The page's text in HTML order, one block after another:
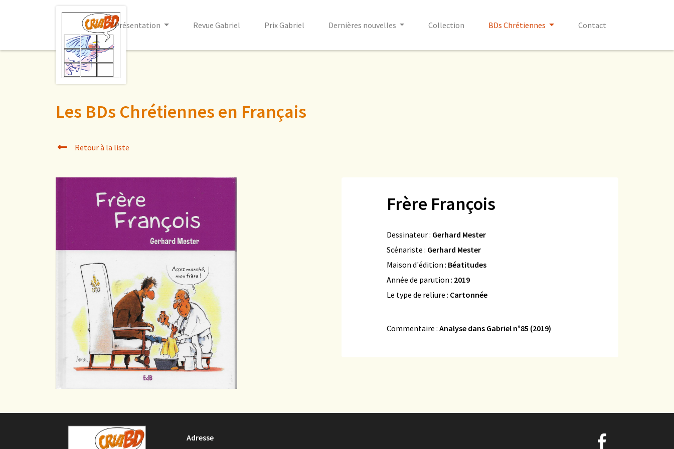
Présentation Revue Gabriel Prix Gabriel Dernières nouvelles Collection BDs Chrétiennes Contact
Les BDs Chrétiennes en Français
Retour à la liste
Frère François
Dessinateur : Gerhard Mester
Scénariste : Gerhard Mester
Maison d'édition : Béatitudes
Année de parution : 2019
Le type de reliure : Cartonnée
Commentaire : Analyse dans Gabriel n°85 (2019)
Adresse